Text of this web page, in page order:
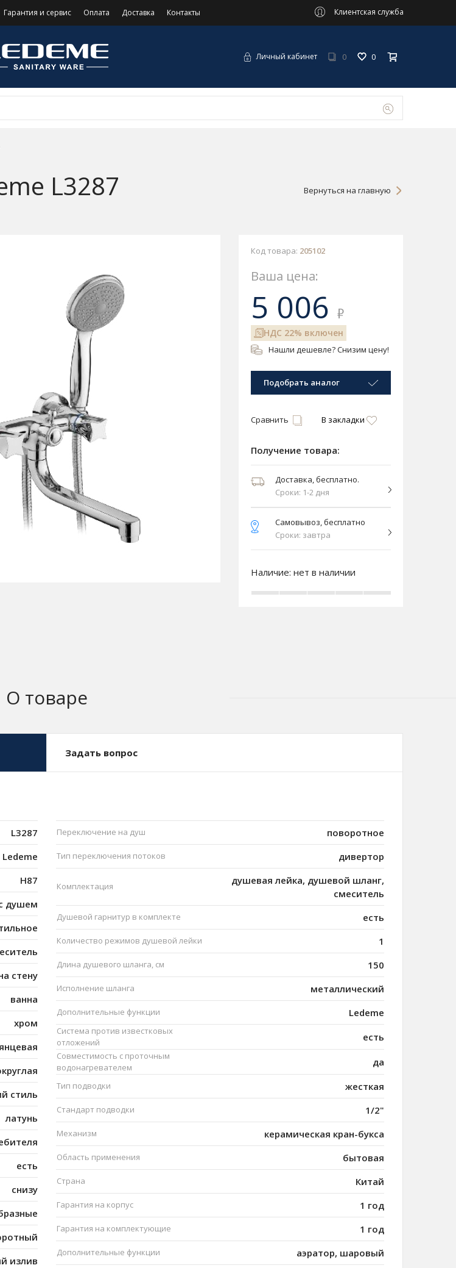
Гарантия и сервис Оплата Доставка Контакты Клиентская служба
Личный кабинет 0 0
L3287 Вернуться на главную
Код товара: 205102
Ваша цена:
5 006 ₽
НДС 22% включен
Нашли дешевле? Снизим цену!
Подобрать аналог
Сравнить В закладки
Получение товара:
Доставка, бесплатно.
Сроки: 1-2 дня
Самовывоз, бесплатно
Сроки: завтра
Наличие: нет в наличии
О товаре
Задать вопрос
L3287
Ledeme
H87
душем
стену
ванна
хром
стиль
латунь
есть
снизу
излив
Переключение на душ поворотное
Тип переключения потоков дивертор
Комплектация
душевая лейка, душевой шланг,
смеситель
Душевой гарнитур в комплекте есть
Количество режимов душевой лейки 1
Длина душевого шланга, см 150
Исполнение шланга металлический
Дополнительные функции Ledeme
Система против известковых
отложений
есть
Совместимость с проточным
водонагревателем
да
Тип подводки жесткая
Стандарт подводки 1/2"
Механизм керамическая кран-букса
Область применения бытовая
Страна Китай
Гарантия на корпус 1 год
Гарантия на комплектующие 1 год
Дополнительные функции аэратор, шаровый